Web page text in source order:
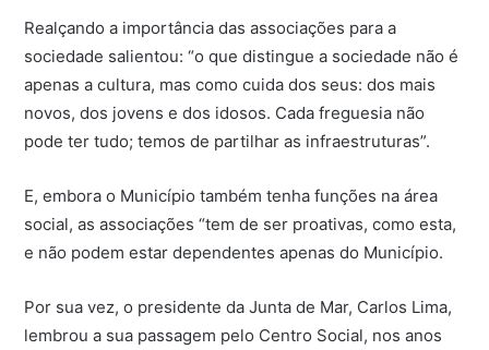
Realçando a importância das associações para a
sociedade salientou: “o que distingue a sociedade não é
apenas a cultura, mas como cuida dos seus: dos mais
novos, dos jovens e dos idosos. Cada freguesia não
pode ter tudo; temos de partilhar as infraestruturas”.
E, embora o Município também tenha funções na área
social, as associações “tem de ser proativas, como esta,
e não podem estar dependentes apenas do Município.
Por sua vez, o presidente da Junta de Mar, Carlos Lima,
lembrou a sua passagem pelo Centro Social, nos anos